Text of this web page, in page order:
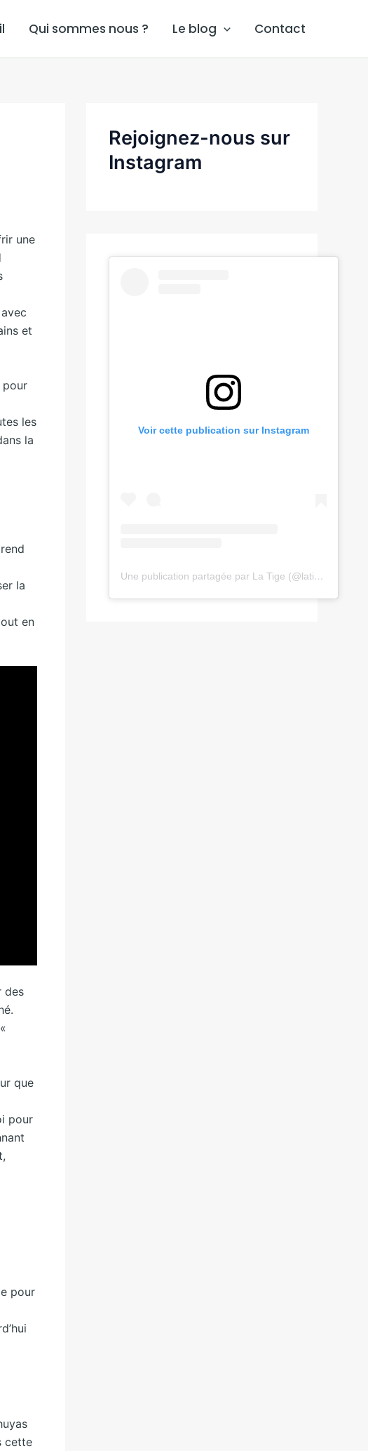
Qui sommes nous ? Le blog Contact
une
et
pour
les
la
la
en
des
que
pour
pour
cette
Rejoignez-nous sur
Instagram
Voir cette publication sur Instagram
Une publication partagée par La Tige (@latige.fr)